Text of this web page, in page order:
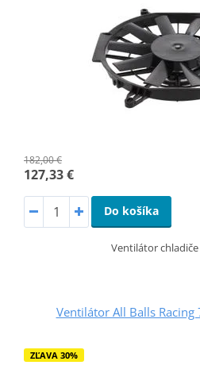
182,00 €
127,33 €
Do košíka
Ventilátor chladiče
Ventilátor All Balls Racing
ZĽAVA 30%